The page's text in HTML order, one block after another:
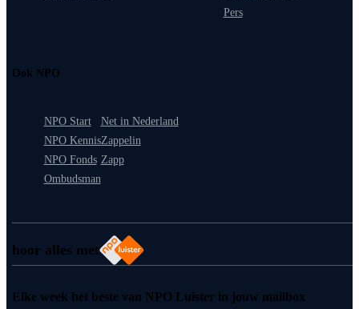
hoor alles met
Pers
Ook NPO
NPO Start
NPO Kennis
NPO Fonds
Ombudsman
Net in Nederland
Zappelin
Zapp
Elke week het beste van NPO Luister in jouw mailbox